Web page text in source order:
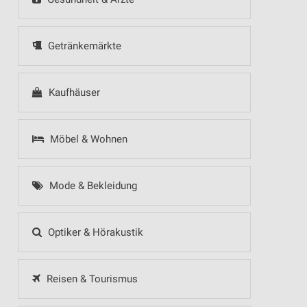
Getränkemärkte
Kaufhäuser
Möbel & Wohnen
Mode & Bekleidung
Optiker & Hörakustik
Reisen & Tourismus